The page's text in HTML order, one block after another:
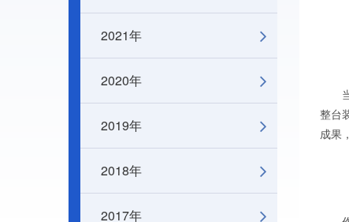
2021年
2020年
2019年
2018年
2017年
当
整台
成果